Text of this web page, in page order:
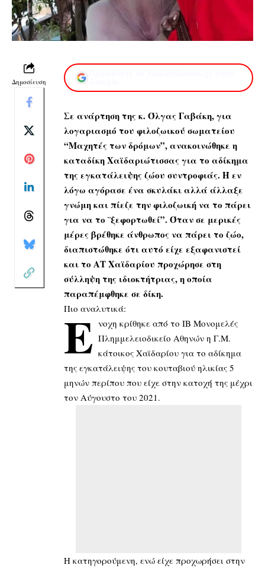
Δημοσίευση
Σε ανάρτηση της κ. Όλγας Γαβάκη, για
λογαριασμό του φιλοζωικού σωματείου
“Μαχητές των δρόμων”, ανακοινώθηκε η
καταδίκη Χαϊδαριώτισσας για το αδίκημα
της εγκατάλειψης ζώου συντροφιάς. Η εν
λόγω αγόρασε ένα σκυλάκι αλλά άλλαξε
γνώμη και πίεζε την φιλοζωική να το πάρει
για να το ¨ξεφορτωθεί”. Όταν σε μερικές
μέρες βρέθηκε άνθρωπος να πάρει το ζώο,
διαπιστώθηκε ότι αυτό είχε εξαφανιστεί
και το ΑΤ Χαϊδαρίου προχώρησε στη
σύλληψη της ιδιοκτήτριας, η οποία
παραπέμφθηκε σε δίκη.
Πιο αναλυτικά:
Έ νοχη κρίθηκε από το ΙΒ Μονομελές
Πλημμελειοδικείο Αθηνών η Γ.Μ.
κάτοικος Χαϊδαρίου για το αδίκημα
της εγκατάλειψης του κουταβιού ηλικίας 5
μηνών περίπου που είχε στην κατοχή της μέχρι
τον Αύγουστο του 2021.
Η κατηγορούμενη, ενώ είχε προχωρήσει στην